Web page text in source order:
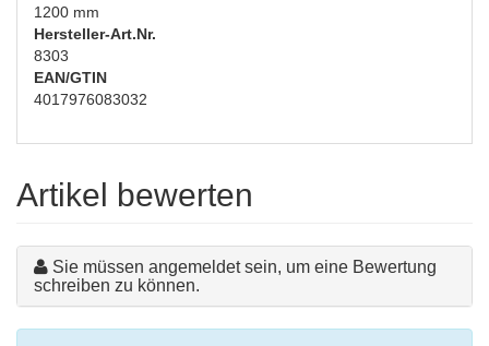
1200 mm
Hersteller-Art.Nr.
8303
EAN/GTIN
4017976083032
Artikel bewerten
Sie müssen angemeldet sein, um eine Bewertung
schreiben zu können.